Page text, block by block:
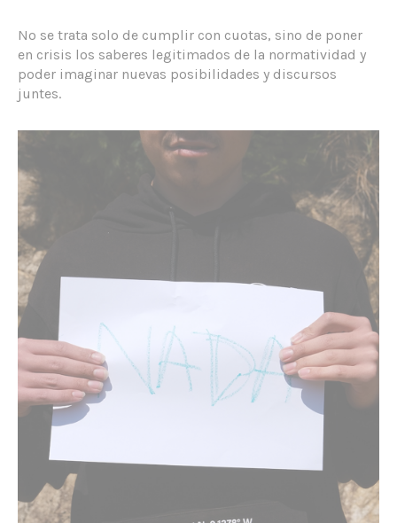
No se trata solo de cumplir con cuotas, sino de poner
en crisis los saberes legitimados de la normatividad y
poder imaginar nuevas posibilidades y discursos
juntes.